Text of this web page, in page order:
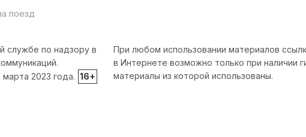
поезд
При любом использовании материалов
в Интернете возможно только при наличии
материалы из которой использованы.
службе по надзору в
2023 года. 16+